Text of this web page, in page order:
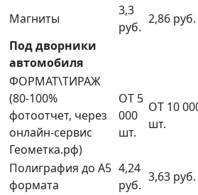
Магниты
3,3
руб.
2,86 руб.
Под дворники
автомобиля
ФОРМАТ\ТИРАЖ
(80-100%
фотоотчет, через
онлайн-сервис
Геометка.рф)
ОТ 5
000
шт.
ОТ 10
шт.
Полиграфия до А5
формата
4,24
руб.
3,63 руб.